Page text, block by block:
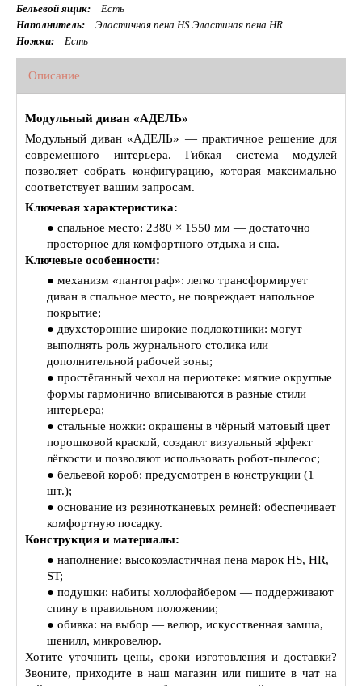
Бельевой ящик:
Есть
Наполнитель:
Эластичная пена HS Эластиная пена HR
Ножки:
Есть
Описание
Модульный диван «АДЕЛЬ»
Модульный диван «АДЕЛЬ» — практичное решение для
современного интерьера. Гибкая система модулей
позволяет собрать конфигурацию, которая максимально
соответствует вашим запросам.
Ключевая характеристика:
● спальное место: 2380 × 1550 мм — достаточно
просторное для комфортного отдыха и сна.
Ключевые особенности:
● механизм «пантограф»: легко трансформирует
диван в спальное место, не повреждает напольное
покрытие;
● двухсторонние широкие подлокотники: могут
выполнять роль журнального столика или
дополнительной рабочей зоны;
● простёганный чехол на периотеке: мягкие округлые
формы гармонично вписываются в разные стили
интерьера;
● стальные ножки: окрашены в чёрный матовый цвет
порошковой краской, создают визуальный эффект
лёгкости и позволяют использовать робот‑пылесос;
● бельевой короб: предусмотрен в конструкции (1
шт.);
● основание из резинотканевых ремней: обеспечивает
комфортную посадку.
Конструкция и материалы:
● наполнение: высокоэластичная пена марок HS, HR,
ST;
● подушки: набиты холлофайбером — поддерживают
спину в правильном положении;
● обивка: на выбор — велюр, искусственная замша,
шенилл, микровелюр.
Хотите уточнить цены, сроки изготовления и доставки?
Звоните, приходите в наш магазин или пишите в чат на